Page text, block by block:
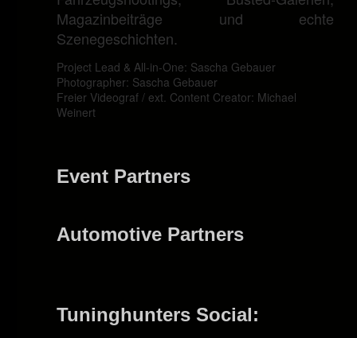
Magazinbeiträge und echte
Szenegeschichten.
Project Lead & All-in-One: Sascha Gebauer
Photographer: Sascha Gebauer
Freier Videograf / ext. Content Creator: Michael
Weinert
Event Partners
Automotive Partners
Tuninghunters Social: